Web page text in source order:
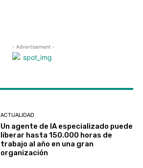
- Advertisement -
ACTUALIDAD
Un agente de IA especializado puede
liberar hasta 150.000 horas de
trabajo al año en una gran
organización